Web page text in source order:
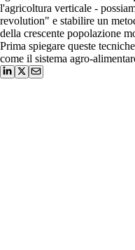
l'agricoltura verticale -
revolution" e stabilire un
della crescente popolazione
Prima spiegare queste
come il sistema agro-